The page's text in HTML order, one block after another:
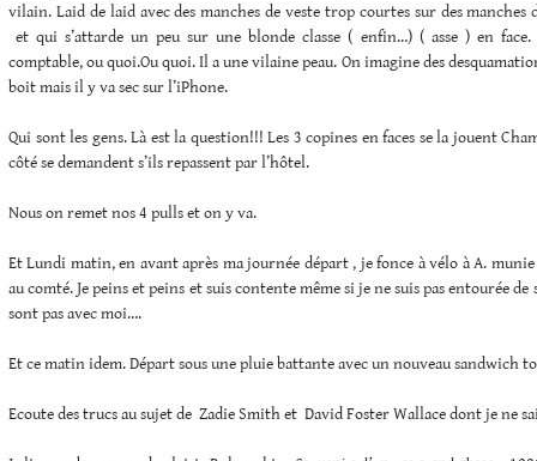
vilain. Laid de laid avec des manches de veste trop courtes sur des manches
et qui s’attarde un peu sur une blonde classe ( enfin…) ( asse ) en face.
comptable, ou quoi.Ou quoi. Il a une vilaine peau. On imagine des
boit mais il y va sec sur l’iPhone.
Qui sont les gens. Là est la question!!! Les 3 copines en faces se la jouent
côté se demandent s’ils repassent par l’hôtel.
Nous on remet nos 4 pulls et on y va.
Et Lundi matin, en avant après ma journée départ , je fonce à vélo à A.
au comté. Je peins et peins et suis contente même si je ne suis pas entourée de
sont pas avec moi….
Et ce matin idem. Départ sous une pluie battante avec un nouveau sandwich
Ecoute des trucs au sujet de Zadie Smith et David Foster Wallace dont je ne